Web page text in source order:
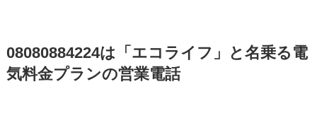
08080884224は「エコライフ」と名乗る電
気料金プランの営業電話